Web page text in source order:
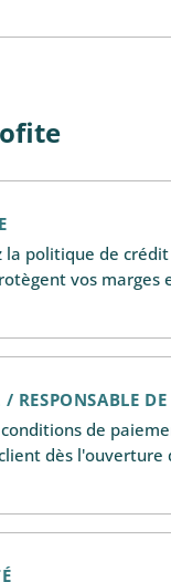
la politique de
vos marges
RESPONSABLE
de
dès l'ouverture